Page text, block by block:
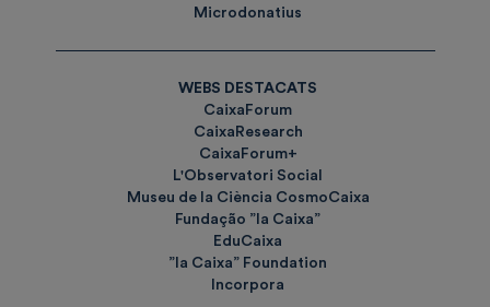
Microdonatius
WEBS DESTACATS
CaixaForum
CaixaResearch
CaixaForum+
L'Observatori Social
Museu de la Ciència CosmoCaixa
Fundação ”la Caixa”
EduCaixa
”la Caixa” Foundation
Incorpora